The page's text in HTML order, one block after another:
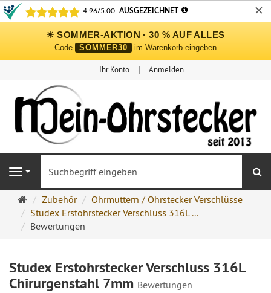
✕
☀ SOMMER-AKTION · 30 % AUF ALLES
Code SOMMER30 im Warenkorb eingeben
Ihr Konto Anmelden
Navigation
Ohrringe
Ohrstecker
Onlineshop
Zubehör
Ohrmuttern / Ohrstecker Verschlüsse
Studex Erstohrstecker Verschluss 316L ...
Bewertungen
Studex Erstohrstecker Verschluss 316L
Chirurgenstahl 7mm Bewertungen